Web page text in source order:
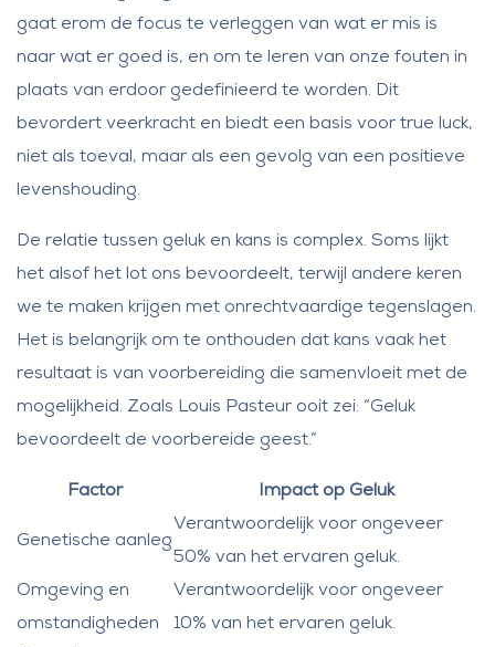
gaat erom de focus te verleggen van wat er mis is
naar wat er goed is, en om te leren van onze fouten in
plaats van erdoor gedefinieerd te worden. Dit
bevordert veerkracht en biedt een basis voor true luck,
niet als toeval, maar als een gevolg van een positieve
levenshouding.
De relatie tussen geluk en kans is complex. Soms lijkt
het alsof het lot ons bevoordeelt, terwijl andere keren
we te maken krijgen met onrechtvaardige tegenslagen.
Het is belangrijk om te onthouden dat kans vaak het
resultaat is van voorbereiding die samenvloeit met de
mogelijkheid. Zoals Louis Pasteur ooit zei: “Geluk
bevoordeelt de voorbereide geest.”
Factor Impact op Geluk
Genetische aanleg
Verantwoordelijk voor ongeveer
50% van het ervaren geluk.
Omgeving en
omstandigheden
Verantwoordelijk voor ongeveer
10% van het ervaren geluk.